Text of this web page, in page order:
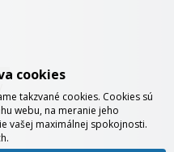
cookies
takzvané cookies. Cookies sú
webu, na meranie jeho
vašej maximálnej spokojnosti.